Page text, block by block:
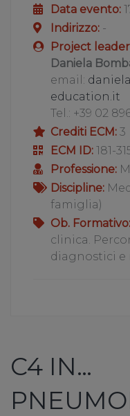
Data evento:
Indirizzo: -
Project
Daniela
email:
education.it
Tel.: +39 02
Crediti ECM: 3
ECM ID: 181-
Professione:
Discipline:
famiglia)
Ob. Formativo:
clinica.
diagnostici
C4 IN…